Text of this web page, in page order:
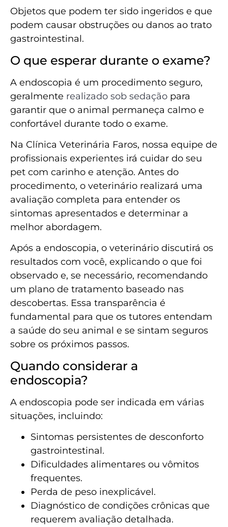
Objetos que podem ter sido ingeridos e que
podem causar obstruções ou danos ao trato
gastrointestinal.
O que esperar durante o exame?
A endoscopia é um procedimento seguro,
geralmente realizado sob sedação para
garantir que o animal permaneça calmo e
confortável durante todo o exame.
Na Clínica Veterinária Faros, nossa equipe de
profissionais experientes irá cuidar do seu
pet com carinho e atenção. Antes do
procedimento, o veterinário realizará uma
avaliação completa para entender os
sintomas apresentados e determinar a
melhor abordagem.
Após a endoscopia, o veterinário discutirá os
resultados com você, explicando o que foi
observado e, se necessário, recomendando
um plano de tratamento baseado nas
descobertas. Essa transparência é
fundamental para que os tutores entendam
a saúde do seu animal e se sintam seguros
sobre os próximos passos.
Quando considerar a
endoscopia?
A endoscopia pode ser indicada em várias
situações, incluindo:
Sintomas persistentes de desconforto
gastrointestinal.
Dificuldades alimentares ou vômitos
frequentes.
Perda de peso inexplicável.
Diagnóstico de condições crônicas que
requerem avaliação detalhada.